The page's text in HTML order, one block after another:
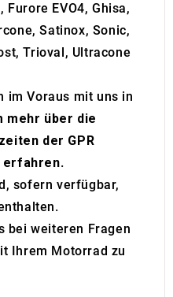
Furore EVO4, Ghisa,
Satinox, Sonic,
Trioval, Ultracone
im Voraus mit uns in
mehr über die
der GPR
erfahren.
sofern verfügbar,
bei weiteren Fragen
Ihrem Motorrad zu